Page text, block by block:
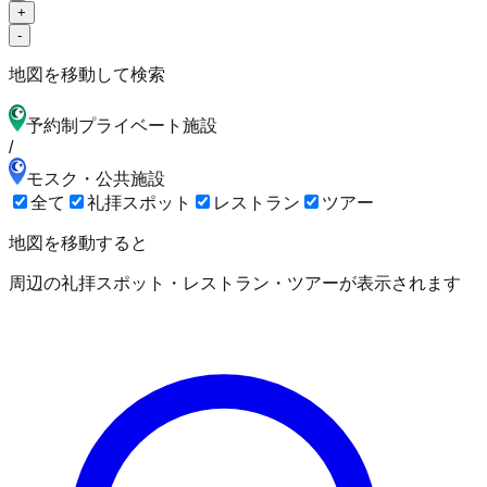
+
-
地図を移動して検索
予約制プライベート施設
/
モスク・公共施設
全て
礼拝スポット レストラン ツアー
地図を移動すると
周辺の礼拝スポット・レストラン・ツアーが表示されます